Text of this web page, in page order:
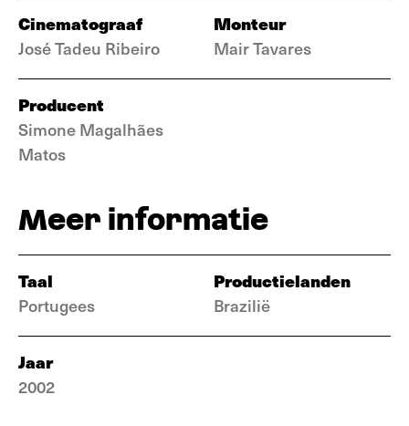
Cinematograaf
José Tadeu Ribeiro
Monteur
Mair Tavares
Producent
Simone Magalhães
Matos
Meer informatie
Taal
Portugees
Productielanden
Brazilië
Jaar
2002